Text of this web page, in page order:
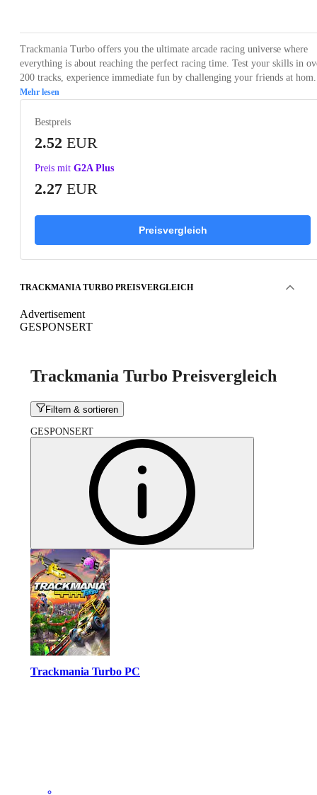
Trackmania Turbo offers you the ultimate arcade racing universe where
everything is about reaching the perfect racing time. Test your skills in
200 tracks, experience immediate fun by challenging your friends at
Mehr lesen
Bestpreis
2.52 EUR
Preis mit G2A Plus
2.27 EUR
Preisvergleich
TRACKMANIA TURBO PREISVERGLEICH
Advertisement
GESPONSERT
Trackmania Turbo Preisvergleich
Filtern & sortieren
GESPONSERT
Trackmania Turbo PC